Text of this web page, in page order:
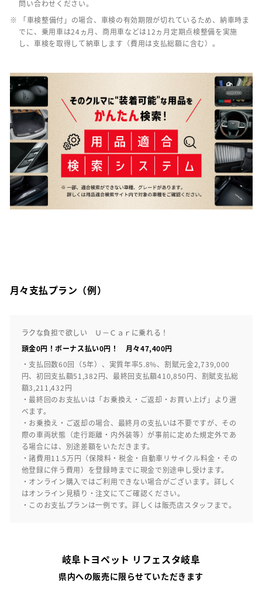
問い合わせください。
※ 「車検整備付」の場合、車検の有効期限が切れているため、納車時ま
でに、乗用車は24ヵ月、商用車などは12ヵ月定期点検整備を実施
し、車検を取得して納車します（費用は支払総額に含む）。
月々支払プラン（例）
ラクな負担で欲しい Ｕ－Ｃａｒに乗れる！
頭金0円！ボーナス払い0円！ 月々47,400円
・支払回数60回（5年）、実質年率5.8%、割賦元金2,739,000
円、初回支払額51,382円、最終回支払額410,850円、割賦支払総
額3,211,432円
・最終回のお支払いは「お乗換え・ご返却・お買い上げ」より選
べます。
・お乗換え・ご返却の場合、最終月の支払いは不要ですが、その
際の車両状態（走行距離・内外装等）が事前に定めた規定外であ
る場合には、別途差額をいただきます。
・諸費用11.5万円（保険料・税金・自動車リサイクル料金・その
他登録に伴う費用）を登録時までに現金で別途申し受けます。
・オンライン購入ではご利用できない場合がございます。詳しく
はオンライン見積り・注文にてご確認ください。
・このお支払プランは一例です。詳しくは販売店スタッフまで。
岐阜トヨペット リフェスタ岐阜
県内への販売に限らせていただきます